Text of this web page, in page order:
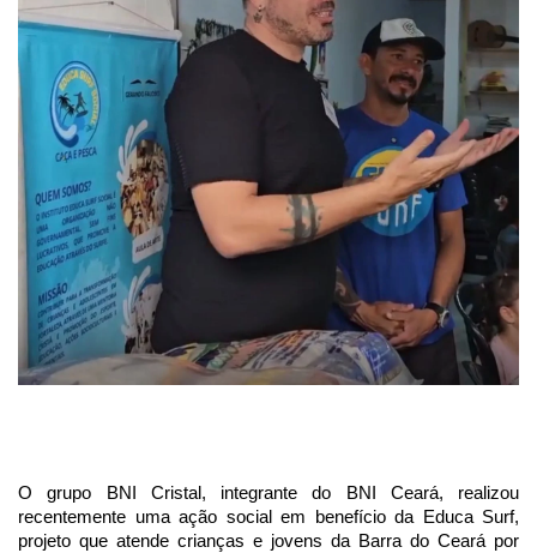
O grupo BNI Cristal, integrante do BNI Ceará, realizou
recentemente uma ação social em benefício da Educa Surf,
projeto que atende crianças e jovens da Barra do Ceará por